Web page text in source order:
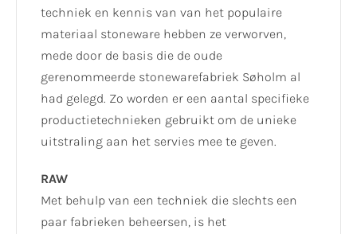
techniek en kennis van van het populaire
materiaal stoneware hebben ze verworven,
mede door de basis die de oude
gerenommeerde stonewarefabriek Søholm al
had gelegd. Zo worden er een aantal specifieke
productietechnieken gebruikt om de unieke
uitstraling aan het servies mee te geven.
RAW
Met behulp van een techniek die slechts een
paar fabrieken beheersen, is het